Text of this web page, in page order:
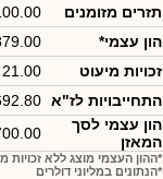
תזרים מזומנים
הון עצמי*
זכויות מיעוט
21.00
התחייבויות לז"א
הון עצמי לסך
המאזן
*ההון העצמי מוצג ללא זכויות
*הנתונים במליוני דולרים